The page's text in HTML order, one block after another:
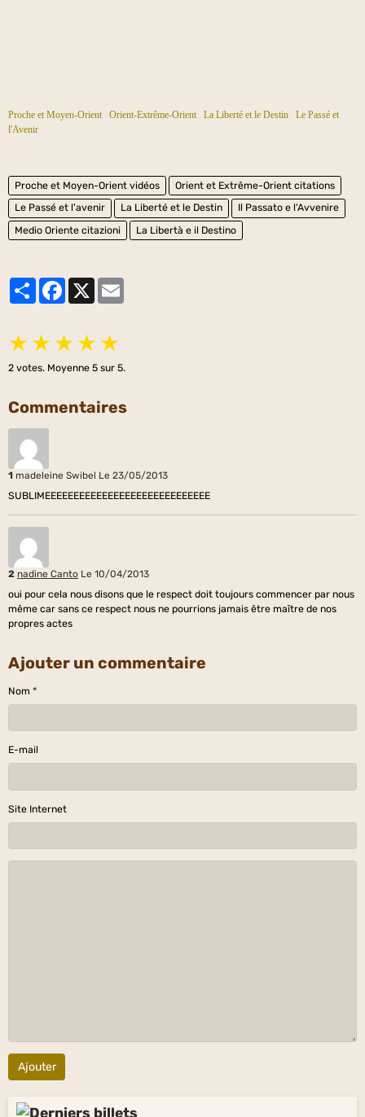
Proche et Moyen-Orient Orient-Extrême-Orient La Liberté et le Destin
Le Passé et
l'Avenir
Proche et Moyen-Orient vidéos
Orient et Extrême-Orient citations
Le Passé et l'avenir
La Liberté et le Destin
Il Passato e l'Avvenire
Medio Oriente citazioni
La Libertà e il Destino
PartagerFacebook
★ ★ ★ ★ ★
2 votes. Moyenne 5 sur 5.
Commentaires
1 madeleine Swibel Le 23/05/2013
SUBLIMEEEEEEEEEEEEEEEEEEEEEEEEEEEEE
2 nadine Canto Le 10/04/2013
oui pour cela nous disons que le respect doit toujours commencer par nous
même car sans ce respect nous ne pourrions jamais être maître de nos
propres actes
Ajouter un commentaire
Nom
E-mail
Site Internet
Ajouter